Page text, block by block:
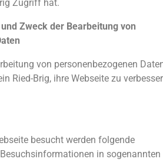
Zugriff hat.
Zweck der Bearbeitung von
von personenbezogenen
Ried-Brig, ihre Webseite zu
besucht werden folgende
in sogenannten